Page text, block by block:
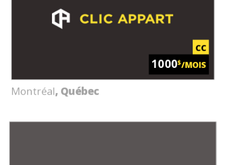
CC
1000$/MOIS
Montréal, Québec